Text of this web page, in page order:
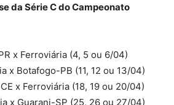
da Série C do Campeonato
x Ferroviária (4, 5 ou 6/04)
x Botafogo-PB (11, 12 ou 13/04)
x Ferroviária (18, 19 ou 20/04)
x Guarani-SP (25, 26 ou 27/04)